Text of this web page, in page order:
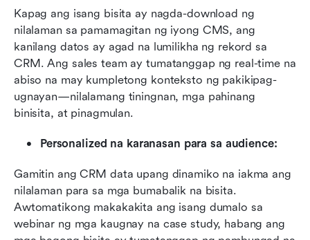
Kapag ang isang bisita ay nagda-download ng
nilalaman sa pamamagitan ng iyong CMS, ang
kanilang datos ay agad na lumilikha ng rekord sa
CRM. Ang sales team ay tumatanggap ng real-time na
abiso na may kumpletong konteksto ng pakikipag-
ugnayan—nilalamang tiningnan, mga pahinang
binisita, at pinagmulan.
Personalized na karanasan para sa audience:
Gamitin ang CRM data upang dinamiko na iakma ang
nilalaman para sa mga bumabalik na bisita.
Awtomatikong makakakita ang isang dumalo sa
webinar ng mga kaugnay na case study, habang ang